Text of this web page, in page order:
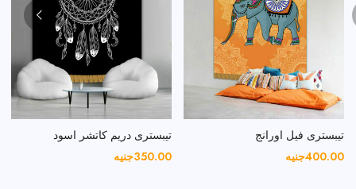
تيبسترى فيل اورانج
400.00جنيه
تيبسترى دريم كاتشر اسود
350.00جنيه